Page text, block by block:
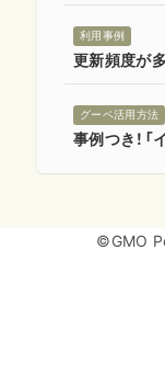
利用事例
更新頻度が
グーペ活用方法
事例つき！
©GMO